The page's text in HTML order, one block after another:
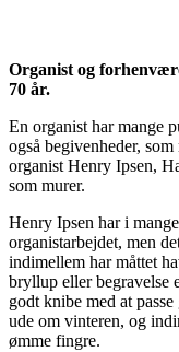
Organist og
70 år.
En organist har mange
også begivenheder,
organist Henry Ipsen,
som murer.
Henry Ipsen har i
organistarbejdet, men
indimellem har måttet
bryllup eller begravelse
godt knibe med at
ude om vinteren, og
ømme fingre.